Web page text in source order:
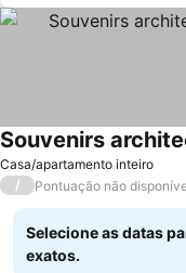
Casa/apartamento inteiro
/ Pontuação não
Selecione as datas
exatos.